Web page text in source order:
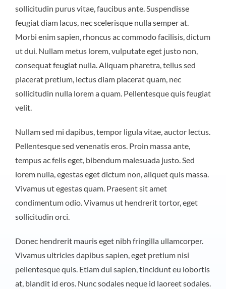
sollicitudin purus vitae, faucibus ante. Suspendisse
feugiat diam lacus, nec scelerisque nulla semper at.
Morbi enim sapien, rhoncus ac commodo facilisis, dictum
ut dui. Nullam metus lorem, vulputate eget justo non,
consequat feugiat nulla. Aliquam pharetra, tellus sed
placerat pretium, lectus diam placerat quam, nec
sollicitudin nulla lorem a quam. Pellentesque quis feugiat
velit.
Nullam sed mi dapibus, tempor ligula vitae, auctor lectus.
Pellentesque sed venenatis eros. Proin massa ante,
tempus ac felis eget, bibendum malesuada justo. Sed
lorem nulla, egestas eget dictum non, aliquet quis massa.
Vivamus ut egestas quam. Praesent sit amet
condimentum odio. Vivamus ut hendrerit tortor, eget
sollicitudin orci.
Donec hendrerit mauris eget nibh fringilla ullamcorper.
Vivamus ultricies dapibus sapien, eget pretium nisi
pellentesque quis. Etiam dui sapien, tincidunt eu lobortis
at, blandit id eros. Nunc sodales neque id laoreet sodales.